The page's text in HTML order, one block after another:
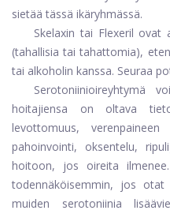
sietää tässä ikäryhmässä.
Skelaxin tai Flexeril ovat
(tahallisia tai tahattomia),
tai alkoholin kanssa. Seuraa
Serotoniinioireyhtymä
hoitajiensa on oltava
levottomuus,
pahoinvointi, oksentelu,
hoitoon, jos oireita
todennäköisemmin, jos otat
muiden serotoniinia